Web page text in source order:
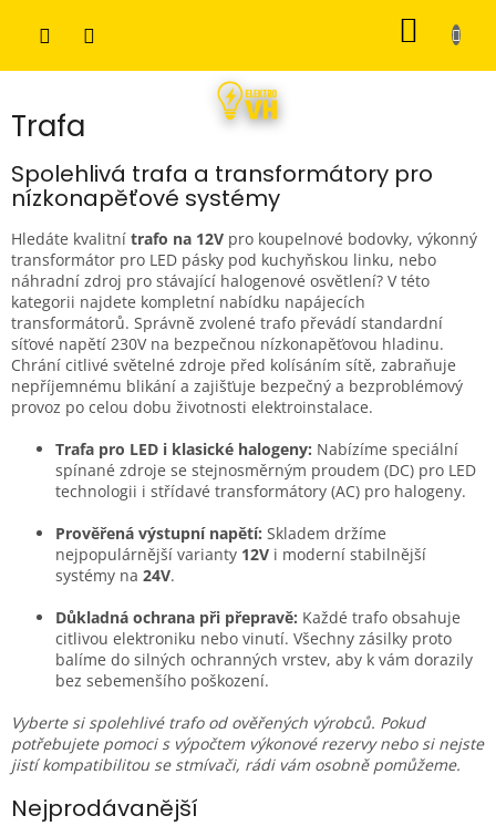
Trafa
Spolehlivá trafa a transformátory pro
nízkonapěťové systémy
Hledáte kvalitní trafo na 12V pro koupelnové bodovky, výkonný
transformátor pro LED pásky pod kuchyňskou linku, nebo
náhradní zdroj pro stávající halogenové osvětlení? V této
kategorii najdete kompletní nabídku napájecích
transformátorů. Správně zvolené trafo převádí standardní
síťové napětí 230V na bezpečnou nízkonapěťovou hladinu.
Chrání citlivé světelné zdroje před kolísáním sítě, zabraňuje
nepříjemnému blikání a zajišťuje bezpečný a bezproblémový
provoz po celou dobu životnosti elektroinstalace.
Trafa pro LED i klasické halogeny: Nabízíme speciální
spínané zdroje se stejnosměrným proudem (DC) pro LED
technologii i střídavé transformátory (AC) pro halogeny.
Prověřená výstupní napětí: Skladem držíme
nejpopulárnější varianty 12V i moderní stabilnější
systémy na 24V.
Důkladná ochrana při přepravě: Každé trafo obsahuje
citlivou elektroniku nebo vinutí. Všechny zásilky proto
balíme do silných ochranných vrstev, aby k vám dorazily
bez sebemenšího poškození.
Vyberte si spolehlivé trafo od ověřených výrobců. Pokud
potřebujete pomoci s výpočtem výkonové rezervy nebo si nejste
jistí kompatibilitou se stmívači, rádi vám osobně pomůžeme.
Nejprodávanější